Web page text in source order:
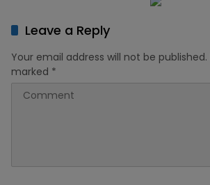
Leave a Reply
Your email address will not be published.
marked *